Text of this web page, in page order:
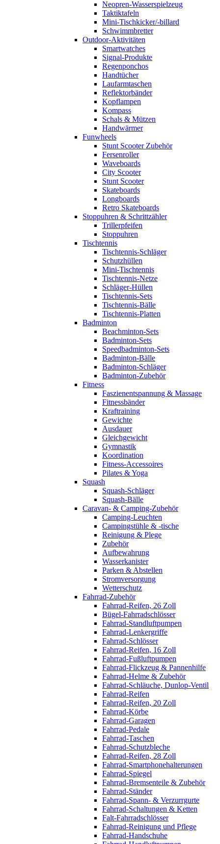
Neopren-Wasserspielzeug
Taktiktafeln
Mini-Tischkicker/-billard
Schwimmbretter
Outdoor-Aktivitäten
Smartwatches
Signal-Produkte
Regenponchos
Handtücher
Laufarmtaschen
Reflektorbänder
Kopflampen
Kompass
Schals & Mützen
Handwärmer
Funwheels
Stunt Scooter Zubehör
Fersenroller
Waveboards
City Scooter
Stunt Scooter
Skateboards
Longboards
Retro Skateboards
Stoppuhren & Schrittzähler
Trillerpfeifen
Stoppuhren
Tischtennis
Tischtennis-Schläger
Schutzhüllen
Mini-Tischtennis
Tischtennis-Netze
Schläger-Hüllen
Tischtennis-Sets
Tischtennis-Bälle
Tischtennis-Platten
Badminton
Beachminton-Sets
Badminton-Sets
Speedbadminton-Sets
Badminton-Bälle
Badminton-Schläger
Badminton-Zubehör
Fitness
Faszienentspannung & Massage
Fitnessbänder
Kraftraining
Gewichte
Ausdauer
Gleichgewicht
Gymnastik
Koordination
Fitness-Accessoires
Pilates & Yoga
Squash
Squash-Schläger
Squash-Bälle
Caravan- & Camping-Zubehör
Camping-Leuchten
Campingstühle & -tische
Reinigung & Plege
Zubehör
Aufbewahrung
Wasserkanister
Parken & Abstellen
Stromversorgung
Wetterschutz
Fahrrad-Zubehör
Fahrrad-Reifen, 26 Zoll
Bügel-Fahrradschlösser
Fahrrad-Standluftpumpen
Fahrrad-Lenkergriffe
Fahrrad-Schlösser
Fahrrad-Reifen, 16 Zoll
Fahrrad-Fußluftpumpen
Fahrrad-Flickzeug & Pannenhilfe
Fahrrad-Helme & Zubehör
Fahrrad-Schläuche, Dunlop-Ventil
Fahrrad-Reifen
Fahrrad-Reifen, 20 Zoll
Fahrrad-Körbe
Fahrrad-Garagen
Fahrrad-Pedale
Fahrrad-Taschen
Fahrrad-Schutzbleche
Fahrrad-Reifen, 28 Zoll
Fahrrad-Smartphonehalterungen
Fahrrad-Spiegel
Fahrrad-Bremsenteile & Zubehör
Fahrrad-Ständer
Fahrrad-Spann- & Verzurrgurte
Fahrrad-Schaltungen & Ketten
Falt-Fahrradschlösser
Fahrrad-Reinigung und Pflege
Fahrrad-Handschuhe